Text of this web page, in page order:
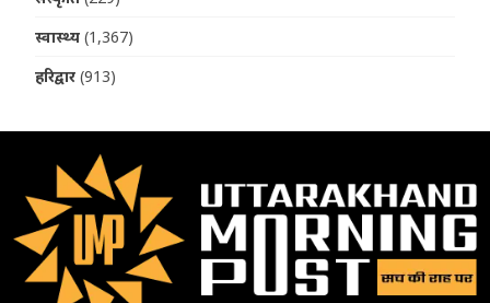
स्वास्थ्य (1,367)
हरिद्वार (913)